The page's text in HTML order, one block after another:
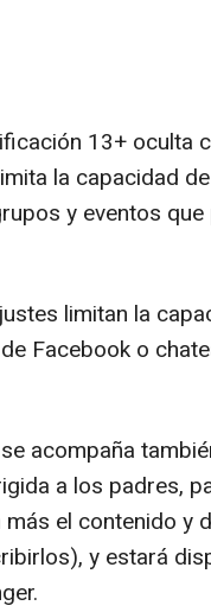
13+ oculta
la capacidad
y eventos
limitan la
Facebook o
acompaña
a los padres,
el contenido y
y estará